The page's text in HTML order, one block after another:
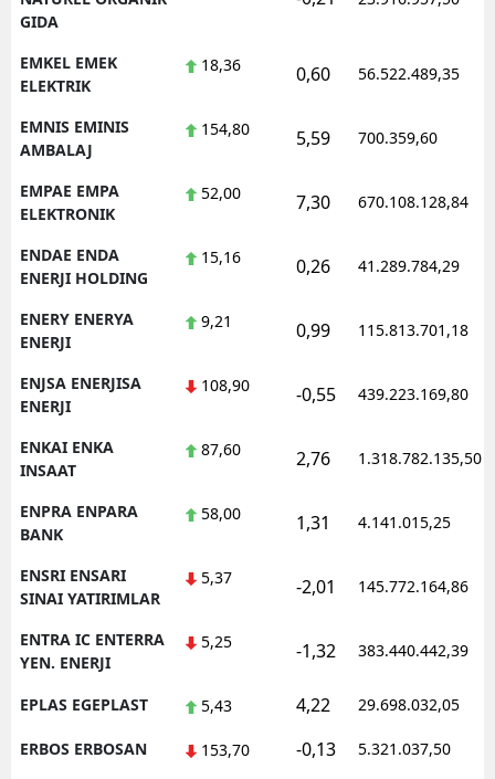
GIDA
EMKEL EMEK
ELEKTRIK
18,36 0,60 56.522.489,35
EMNIS EMINIS
AMBALAJ
154,80 5,59 700.359,60
EMPAE EMPA
ELEKTRONIK
52,00 7,30 670.108.128,84
ENDAE ENDA
ENERJI HOLDING
15,16 0,26 41.289.784,29
ENERY ENERYA
ENERJI
9,21 0,99 115.813.701,18
ENJSA ENERJISA
ENERJI
108,90 -0,55 439.223.169,80
ENKAI ENKA
INSAAT
87,60 2,76 1.318.782.135,50
ENPRA ENPARA
BANK
58,00 1,31 4.141.015,25
ENSRI ENSARI
SINAI YATIRIMLAR
5,37 -2,01 145.772.164,86
ENTRA IC ENTERRA
YEN. ENERJI
5,25 -1,32 383.440.442,39
EPLAS EGEPLAST 5,43 4,22 29.698.032,05
ERBOS ERBOSAN 153,70 -0,13 5.321.037,50